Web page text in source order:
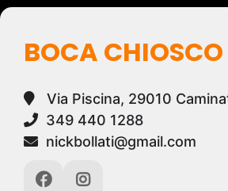
BOCA
Via Piscina, 29010
349 440 1288
nickbollati@gmail.com